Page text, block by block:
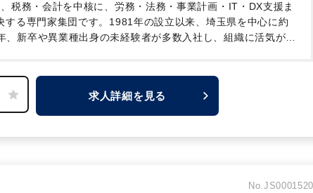
税務・会計を中核に、労務・法務・事業計画・IT・DX支援ま
る専門家集団です。1981年の設立以来、埼玉県を中心に約
、新卒や異業種出身の未経験者が多数入社し、組織に活気が溢
とした東松山オフィスのさらなる飛躍と、大宮本社の体制強
共に拠点の中核としてご活躍いただける経験者の方を【大宮
ります。 詳しくは、会社説明動画をご視聴ください！
求人詳細を見る
No.JS0001520